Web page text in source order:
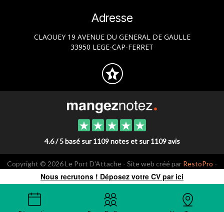
Adresse
CLAOUEY 19 AVENUE DU GENERAL DE GAULLE
33950 LEGE-CAP-FERRET
4.6 / 5 basé sur 1109 notes et sur 1109 avis
Copyright © 2026 Le Port D'Attache - Site web créé par RestoPro -
mentions légales
Nous recrutons ! Déposez votre CV par ici